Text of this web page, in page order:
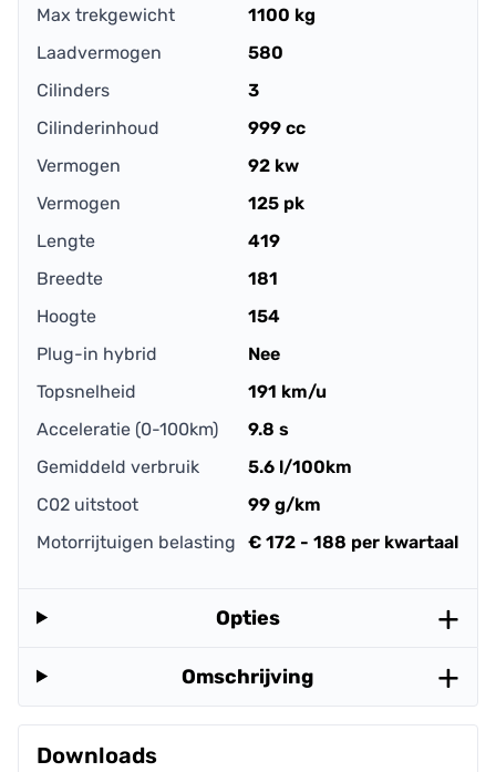
Max trekgewicht
1100 kg
Laadvermogen
580
Cilinders
3
Cilinderinhoud
999 cc
Vermogen
92 kw
Vermogen
125 pk
Lengte
419
Breedte
181
Hoogte
154
Plug-in hybrid
Nee
Topsnelheid
191 km/u
Acceleratie (0-100km)
9.8 s
Gemiddeld verbruik
5.6 l/100km
C02 uitstoot
99 g/km
Motorrijtuigen belasting
€ 172 - 188 per kwartaal
Opties
Omschrijving
Downloads